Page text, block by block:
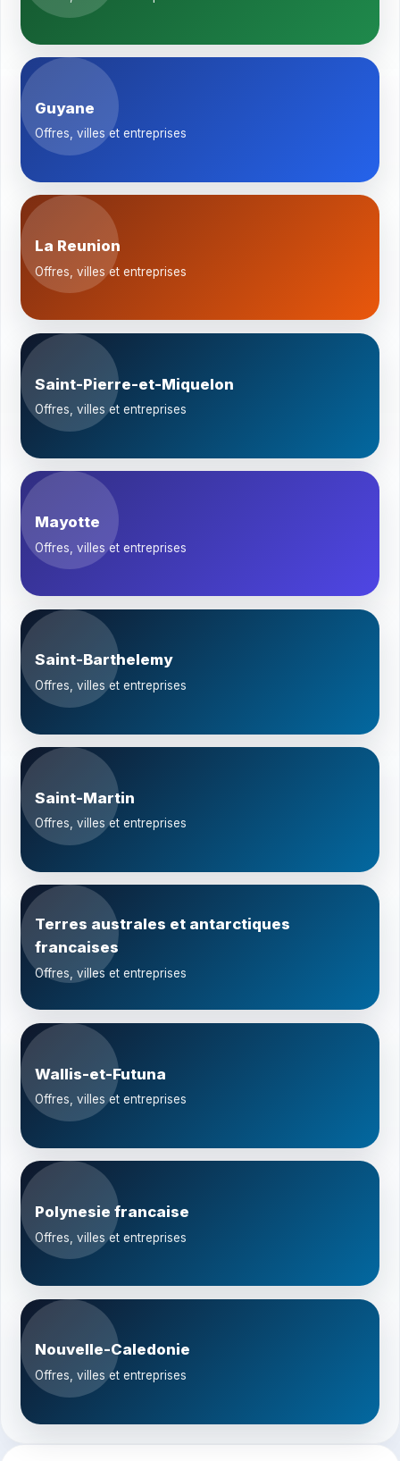
Guyane
Offres, villes et entreprises
La Reunion
Offres, villes et entreprises
Saint-Pierre-et-Miquelon
Offres, villes et entreprises
Mayotte
Offres, villes et entreprises
Saint-Barthelemy
Offres, villes et entreprises
Saint-Martin
Offres, villes et entreprises
Terres australes et antarctiques
francaises
Offres, villes et entreprises
Wallis-et-Futuna
Offres, villes et entreprises
Polynesie francaise
Offres, villes et entreprises
Nouvelle-Caledonie
Offres, villes et entreprises